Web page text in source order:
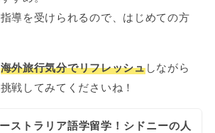
導を受けられるので、はじめての方
海外旅行気分でリフレッシュしながら
戦してみてくださいね！
ストラリア語学留学！シドニーの人